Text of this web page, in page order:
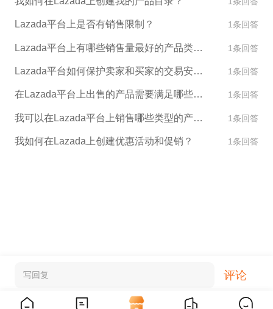
Lazada平台上是否有销售限制？ 1条回答
Lazada平台上有哪些销售量最好的产品类别？ 1条回答
Lazada平台如何保护卖家和买家的交易安全？ 1条回答
在Lazada平台上出售的产品需要满足哪些标准？ 1条回答
我可以在Lazada平台上销售哪些类型的产品？ 1条回答
我如何在Lazada上创建优惠活动和促销？ 1条回答
写回复 评论